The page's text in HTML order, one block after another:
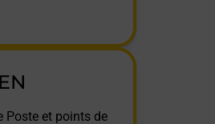
Poste et points de